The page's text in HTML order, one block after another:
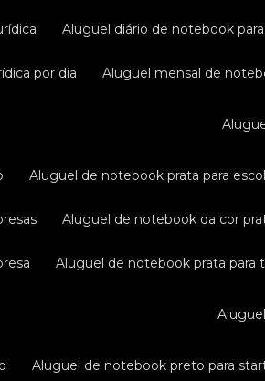
aluguel diário de notebook
por dia aluguel mensal de
aluguel de notebook prata para
aluguel de notebook da cor
aluguel de notebook prata para
aluguel de notebook preto para